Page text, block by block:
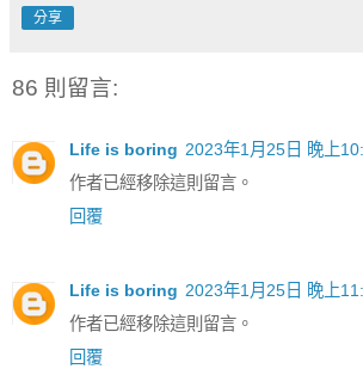
分享
86 則留言:
Life is boring 2023年1月25日 晚上
作者已經移除這則留言。
回覆
Life is boring 2023年1月25日 晚上
作者已經移除這則留言。
回覆